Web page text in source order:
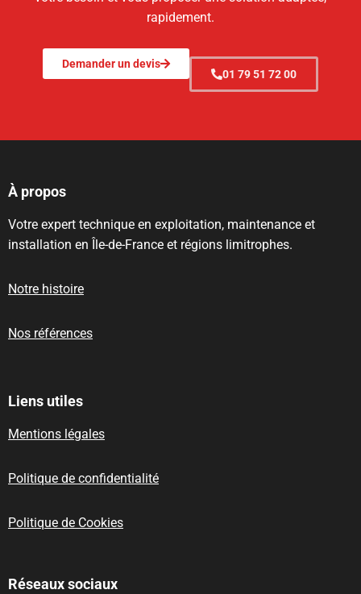
rapidement.
Demander un devis
01 79 51 72 00
À propos
Votre expert technique en exploitation, maintenance et
installation en Île-de-France et régions limitrophes.
Notre histoire
Nos références
Liens utiles
Mentions légales
Politique de confidentialité
Politique de Cookies
Réseaux sociaux